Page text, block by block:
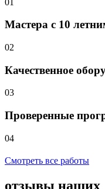
Мастера с 10
02
Качественное
03
Проверенные
04
Смотреть все работы
отзывы наших